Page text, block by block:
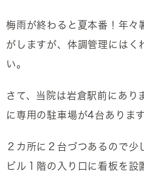
梅雨が終わると夏本番！年々
がしますが、体調管理にはく
い。
さて、当院は岩倉駅前にあり
に専用の駐車場が4台あります
２カ所に２台づつあるので少
ビル１階の入り口に看板を設